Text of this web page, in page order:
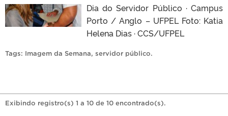
Dia do Servidor Público · Campus
Porto / Anglo – UFPEL Foto: Katia
Helena Dias · CCS/UFPEL
Tags: Imagem da Semana, servidor público.
Exibindo registro(s) 1 a 10 de 10 encontrado(s).